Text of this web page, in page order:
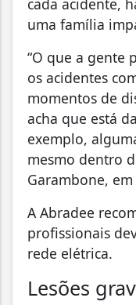
cada acidente,
uma família
“O que a gente
os acidentes
momentos de
acha que está
exemplo,
mesmo dentro
Garambone,
A Abradee
profissionais
rede elétrica.
Lesões